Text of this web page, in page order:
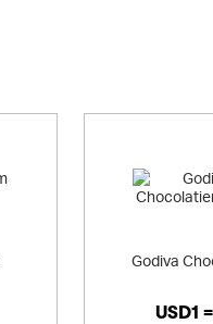
Godiva
USD1 =